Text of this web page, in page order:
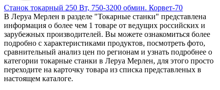
Станок токарный 250 Вт, 750-3200 обмин. Корвет-70
В Леруа Мерлен в разделе "Токарные станки" представлена
информация о более чем 1 товаре от ведущих российских и
зарубежных производителей. Вы можете ознакомиться более
подробно c характеристиками продуктов, посмотреть фото,
сравнительный анализ цен по регионам и узнать подробнее о
категории токарные станки в Леруа Мерлен, для этого просто
переходите на карточку товара из списка представленых в
настоящем каталоге.